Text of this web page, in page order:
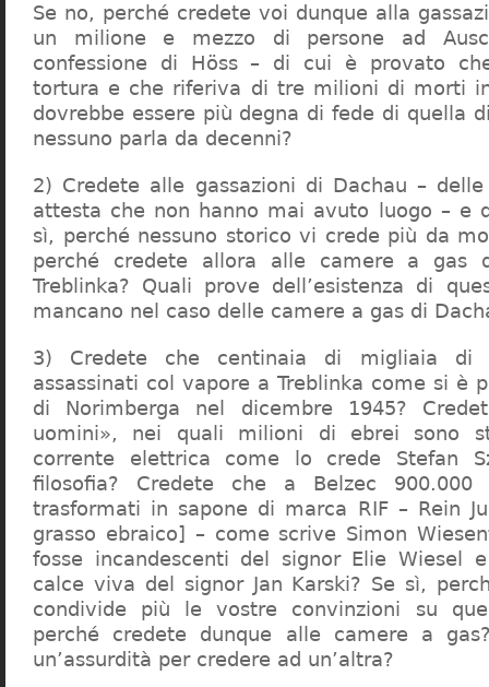
Se no, perché credete voi dunque alla
un milione e mezzo di persone ad
confessione di Höss – di cui è provato
tortura e che riferiva di tre milioni di morti
dovrebbe essere più degna di fede di quella
nessuno parla da decenni?
2) Credete alle gassazioni di Dachau –
attesta che non hanno mai avuto luogo – e
sì, perché nessuno storico vi crede più da
perché credete allora alle camere a gas
Treblinka? Quali prove dell’esistenza di
mancano nel caso delle camere a gas di
3) Credete che centinaia di migliaia di
assassinati col vapore a Treblinka come si è
di Norimberga nel dicembre 1945?
uomini», nei quali milioni di ebrei sono
corrente elettrica come lo crede Stefan
filosofia? Credete che a Belzec
trasformati in sapone di marca RIF – Rein
grasso ebraico] – come scrive Simon
fosse incandescenti del signor Elie Wiesel
calce viva del signor Jan Karski? Se sì,
condivide più le vostre convinzioni su
perché credete dunque alle camere a
un’assurdità per credere ad un’altra?